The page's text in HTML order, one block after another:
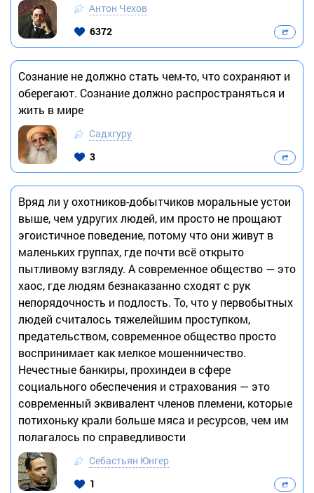
Антон Чехов
6372
Сознание не должно стать чем-то, что сохраняют и
оберегают. Сознание должно распространяться и
жить в мире
Садхгуру
3
Вряд ли у охотников-добытчиков моральные устои
выше, чем удругих людей, им просто не прощают
эгоистичное поведение, потому что они живут в
маленьких группах, где почти всё открыто
пытливому взгляду. А современное общество — это
хаос, где людям безнаказанно сходят с рук
непорядочность и подлость. То, что у первобытных
людей считалось тяжелейшим проступком,
предательством, современное общество просто
воспринимает как мелкое мошенничество.
Нечестные банкиры, прохиндеи в сфере
социального обеспечения и страхования — это
современный эквивалент членов племени, которые
потихоньку крали больше мяса и ресурсов, чем им
полагалось по справедливости
Себастьян Юнгер
1